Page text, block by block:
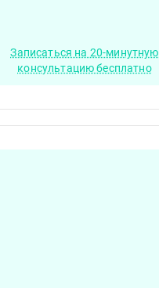
Записаться на 20-минутную
консультацию бесплатно